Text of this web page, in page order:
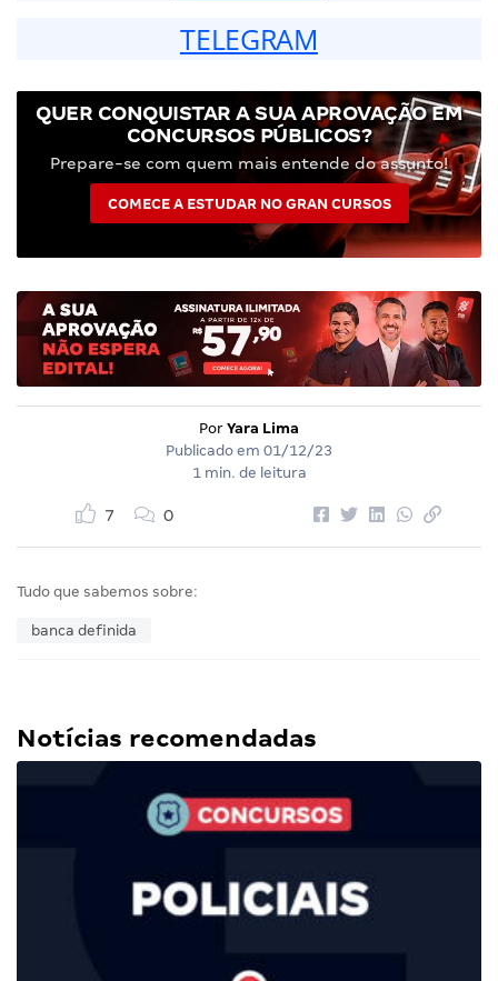
TELEGRAM
QUER CONQUISTAR A SUA APROVAÇÃO EM
CONCURSOS PÚBLICOS?
Prepare-se com quem mais entende do assunto!
COMECE A ESTUDAR NO GRAN CURSOS
Por Yara Lima
Publicado em 01/12/23
1 min. de leitura
7 0
Tudo que sabemos sobre:
banca definida
Notícias recomendadas